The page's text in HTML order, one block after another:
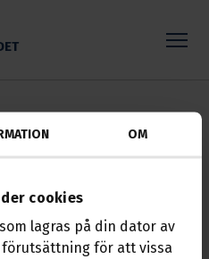
OM
cookies
lagras på din dator av
för att vissa
inte hittas
oss eller rapportera en
av följande alternativ: